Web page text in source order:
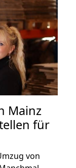
Mainz
für
von